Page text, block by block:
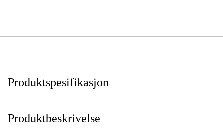
Produktspesifikasjon
Overflatebehandling/materiale
Produktbeskrivelse